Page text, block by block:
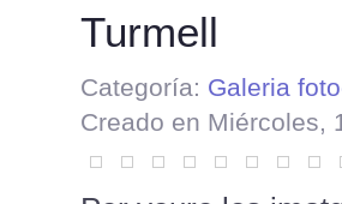
Turmell
Categoría: Galeria
Creado en Miércoles,